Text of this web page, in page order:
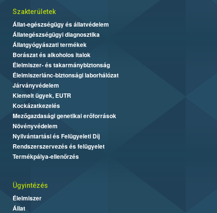
Szakterületek
Állat-egészségügy és állatvédelem
Állategészségügyi diagnosztika
Állatgyógyászati termékek
Borászat és alkoholos italok
Élelmiszer- és takarmánybiztonság
Élelmiszerlánc-biztonsági laborhálózat
Járványvédelem
Kiemelt ügyek, EUTR
Kockázatkezelés
Mezőgazdasági genetikai erőforrások
Növényvédelem
Nyilvántartási és Felügyeleti Díj
Rendszerszervezés és felügyelet
Termékpálya-ellenőrzés
Ügyintézés
Élelmiszer
Állat